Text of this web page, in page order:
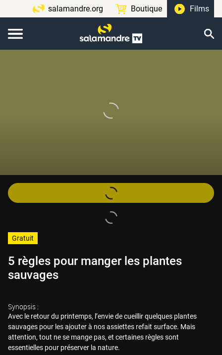
salamandre.org Boutique Films
Gratuit
5 règles pour manger les plantes
sauvages
Synopsis :
Avec le retour du printemps, l’envie de cueillir quelques plantes
sauvages pour les ajouter à nos assiettes refait surface. Mais
attention, tout ne se mange pas, et certaines règles sont
essentielles pour préserver la nature.